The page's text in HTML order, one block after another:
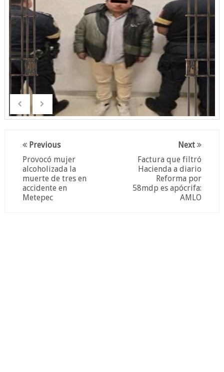
Next
Factura que filtró
Hacienda a diario
Reforma por
58mdp es apócrifa:
AMLO
Previous
Provocó mujer
alcoholizada la
muerte de tres en
accidente en
Metepec